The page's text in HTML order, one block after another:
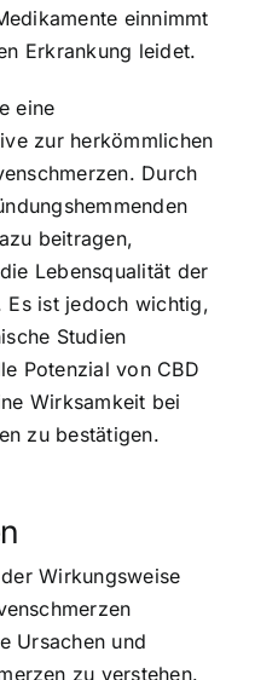
einnimmt
Erkrankung leidet.
eine
zur herkömmlichen
Durch
beitragen,
Lebensqualität der
Es ist jedoch wichtig,
Studien
Potenzial von CBD
Wirksamkeit bei
zu bestätigen.
Wirkungsweise
Ursachen und
zu verstehen.